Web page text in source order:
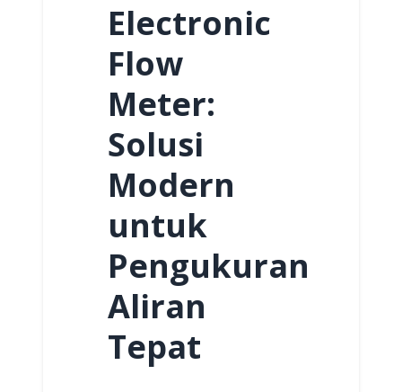
Electronic
Flow
Meter:
Solusi
Modern
untuk
Pengukuran
Aliran
Tepat